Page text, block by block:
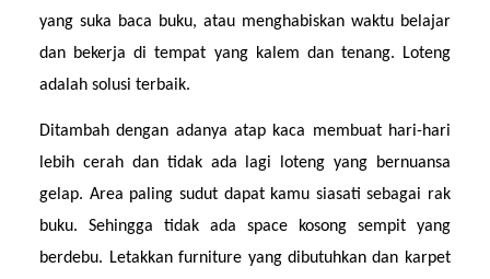
yang suka baca buku, atau menghabiskan waktu belajar
dan bekerja di tempat yang kalem dan tenang. Loteng
adalah solusi terbaik.
Ditambah dengan adanya atap kaca membuat hari-hari
lebih cerah dan tidak ada lagi loteng yang bernuansa
gelap. Area paling sudut dapat kamu siasati sebagai rak
buku. Sehingga tidak ada space kosong sempit yang
berdebu. Letakkan furniture yang dibutuhkan dan karpet